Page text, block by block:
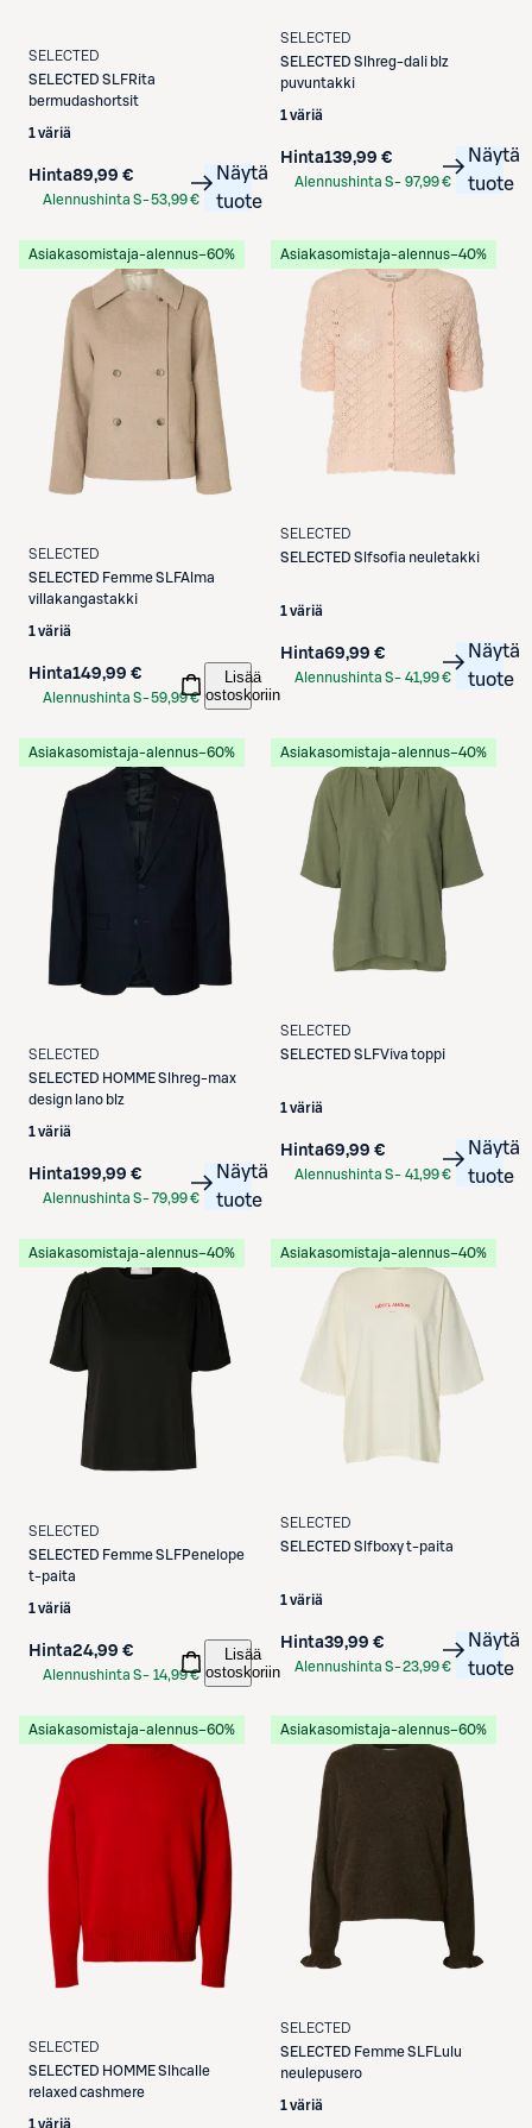
SELECTED
SELECTED SLFRita
bermudashortsit
1 väriä
Hinta89,99 €
Alennushinta S-53,99 €
Näytä
tuote
SELECTED
SELECTED Slhreg-dali blz
puvuntakki
1 väriä
Hinta139,99 €
Alennushinta S- 97,99 €
Näytä
tuote
Asiakasomistaja-alennus−60%
SELECTED
SELECTED Femme SLFAlma
villakangastakki
1 väriä
Hinta149,99 €
Alennushinta S-59,99 €
Lisää
ostoskoriin
Asiakasomistaja-alennus−40%
SELECTED
SELECTED Slfsofia neuletakki
1 väriä
Hinta69,99 €
Alennushinta S- 41,99 €
Näytä
tuote
Asiakasomistaja-alennus−60%
SELECTED
SELECTED HOMME Slhreg-max
design lano blz
1 väriä
Hinta199,99 €
Alennushinta S-79,99 €
Näytä
tuote
Asiakasomistaja-alennus−40%
SELECTED
SELECTED SLFViva toppi
1 väriä
Hinta69,99 €
Alennushinta S- 41,99 €
Näytä
tuote
Asiakasomistaja-alennus−40%
SELECTED
SELECTED Femme SLFPenelope
t-paita
1 väriä
Hinta24,99 €
Alennushinta S- 14,99 €
Lisää
ostoskoriin
Asiakasomistaja-alennus−40%
SELECTED
SELECTED Slfboxy t-paita
1 väriä
Hinta39,99 €
Alennushinta S-23,99 €
Näytä
tuote
Asiakasomistaja-alennus−60%
SELECTED
SELECTED HOMME Slhcalle
relaxed cashmere
1 väriä
Asiakasomistaja-alennus−60%
SELECTED
SELECTED Femme SLFLulu
neulepusero
1 väriä